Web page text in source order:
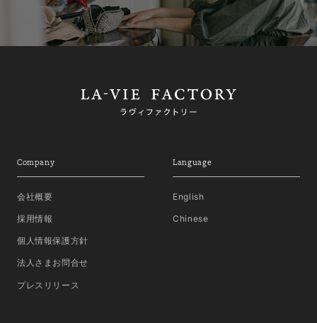
Company
会社概要
採用情報
個人情報保護方針
法人さまお問合せ
プレスリリース
Language
English
Chinese